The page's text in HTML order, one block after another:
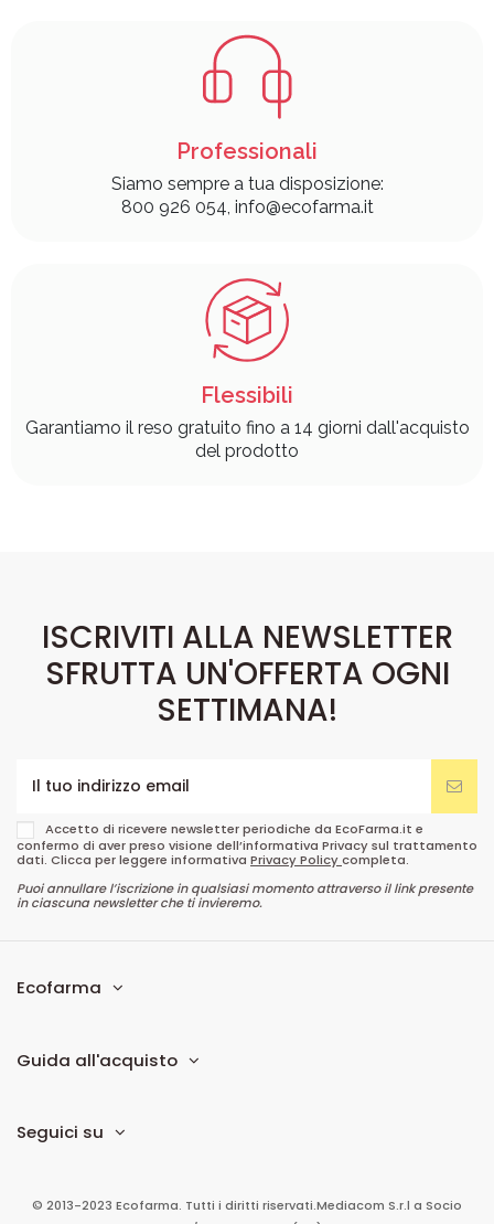
Professionali
Siamo sempre a tua disposizione:
800 926 054, info@ecofarma.it
Flessibili
Garantiamo il reso gratuito fino a 14 giorni dall'acquisto
del prodotto
ISCRIVITI ALLA NEWSLETTER
SFRUTTA UN'OFFERTA OGNI
SETTIMANA!
Accetto di ricevere newsletter periodiche da EcoFarma.it e
confermo di aver preso visione dell’informativa Privacy sul trattamento
dati. Clicca per leggere informativa Privacy Policycompleta.
Puoi annullare l’iscrizione in qualsiasi momento attraverso il link presente
in ciascuna newsletter che ti invieremo.
Ecofarma
Guida all'acquisto
Seguici su
© 2013-2023 Ecofarma. Tutti i diritti riservati.Mediacom S.r.l a Socio